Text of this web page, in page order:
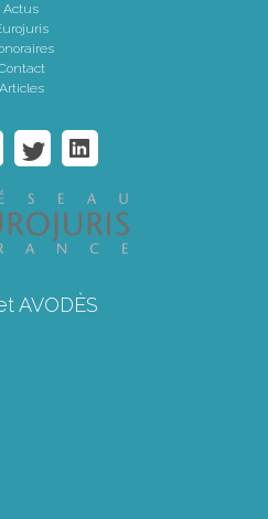
Actus
Articles
AVODÈS